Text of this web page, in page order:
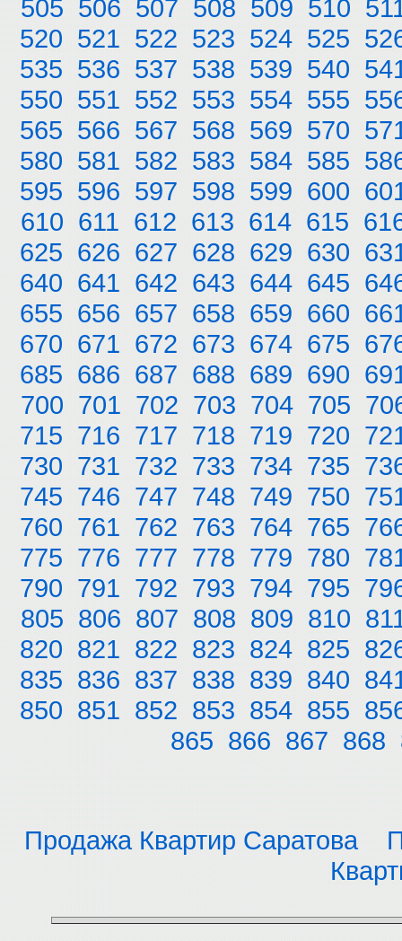
505 506 507 508 509 510
520 521 522 523 524 525
535 536 537 538 539 540
550 551 552 553 554 555
565 566 567 568 569 570
580 581 582 583 584 585
595 596 597 598 599 600
610 611 612 613 614 615
625 626 627 628 629 630
640 641 642 643 644 645
655 656 657 658 659 660
670 671 672 673 674 675
685 686 687 688 689 690
700 701 702 703 704 705
715 716 717 718 719 720
730 731 732 733 734 735
745 746 747 748 749 750
760 761 762 763 764 765
775 776 777 778 779 780
790 791 792 793 794 795
805 806 807 808 809 810
820 821 822 823 824 825
835 836 837 838 839 840
850 851 852 853 854 855
865 866 867 868
Продажа Квартир Саратова